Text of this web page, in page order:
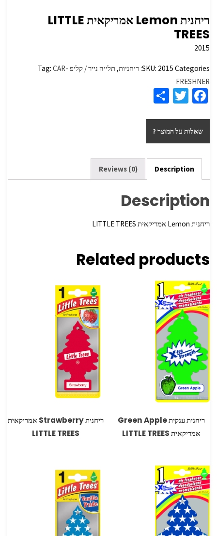
ריחנית Lemon אמריקאית LITTLE
TREES
2015
SKU: 2015 Categories: ריחניות, תלייה נייר / קליפ Tag: CAR-
FRESHNER
Fa
b
o
o
k
T
tt
er
ar
e
שאלות על המוצר ?
Description
Reviews (0)
Description
ריחנית Lemon אמריקאית LITTLE TREES
Related products
ריחנית ענקית Green Apple
אמריקאית LITTLE TREES
ריחנית Strawberry אמריקאית
LITTLE TREES